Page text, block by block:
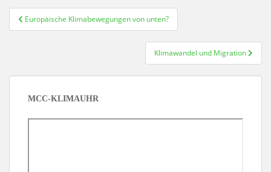
Beitragsnavigation
Europäische Klimabewegungen von unten?
Klimawandel und Migration
MCC-KLIMAUHR